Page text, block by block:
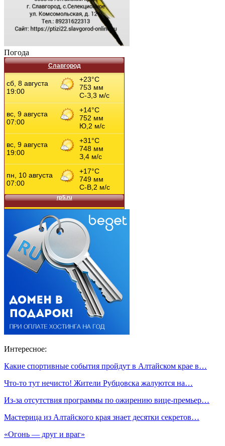
Погода
Славгород
Интересное:
Какие спортивные события пройдут в Алтайском крае в…
Что-то тут нечисто! Жители Рубцовска жалуются на…
Из-за отсутствия программы по ожирению вице-премьер…
Мастерица из Алтайского края знает десятки секретов…
«Огонь — друг и враг»